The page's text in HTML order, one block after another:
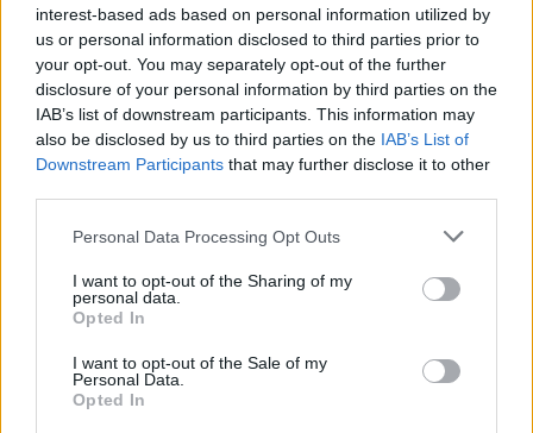
interest-based ads based on personal information utilized by
us or personal information disclosed to third parties prior to
your opt-out. You may separately opt-out of the further
disclosure of your personal information by third parties on the
IAB’s list of downstream participants. This information may
also be disclosed by us to third parties on the IAB’s List of
Downstream Participants that may further disclose it to other
Please note that this website/app uses one or more Google
not limited to your visit or usage behaviour. You may click to
grant or deny consent to Google and its third-party tags to
use your data for below specified purposes in below Google
consent section.
Personal Data Processing Opt Outs
I want to opt-out of the Sharing of my
personal data.
Opted In
I want to opt-out of the Sale of my
Personal Data.
Opted In
A GYŐRI FILHARMONIKUS ZENEKAR
A „Zenélő piac” című különleges koncerttel szeptember 7-én
rendhagyó helyszínen találkozhat a közönség a klasszikus
Szólj hozzá!